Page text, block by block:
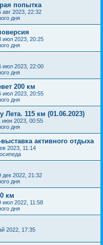
попытка
авг 2023, 22:32
дня
июл 2023, 20:25
дня
июл 2023, 22:00
дня
200 км
июл 2023, 20:55
дня
Лета. 115 км (01.06.2023)
июн 2023, 00:55
дня
активного отдыха
2023, 11:14
дек 2022, 21:32
дня
км
июл 2022, 11:58
дня
2022, 17:35